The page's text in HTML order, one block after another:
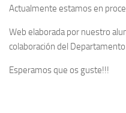
Actualmente estamos en
Web elaborada por nuestro
colaboración del
Esperamos que os guste!!!